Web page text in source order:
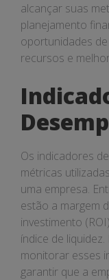
alcançar suas
planejamento
oportunidades
recursos e
Os indicadores
métricas
uma empresa.
estão a margem
investimento
índice de
monitorar esses
garantir que a